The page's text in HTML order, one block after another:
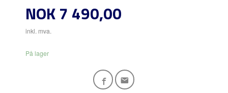
Pris
NOK7 490,00
inkl. mva.
På lager